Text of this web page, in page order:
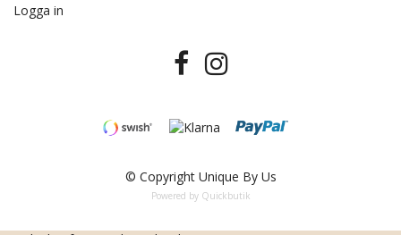
Logga in
© Copyright Unique By Us
Powered by Quickbutik